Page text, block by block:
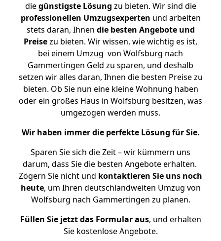
diegünstigste Lösung zu bieten. Wir sind die
professionellen Umzugsexperten und arbeiten
stets daran, Ihnen die besten Angebote und
Preisezu bieten. Wir wissen, wie wichtig es ist,
bei einem Umzug von Wolfsburg nach
Gammertingen Geld zu sparen, und deshalb
setzen wir alles daran, Ihnen die besten Preise zu
bieten. Ob Sie nun eine kleine Wohnung haben
oder ein großes Haus in Wolfsburg besitzen, was
umgezogen werden muss.
Wir haben immer die perfekte Lösung für Sie.
Sparen Sie sich die Zeit – wir kümmern uns
darum, dass Sie die besten Angebote erhalten.
Zögern Sie nicht und kontaktieren Sie uns noch
heute, um Ihren deutschlandweiten Umzug von
Wolfsburg nach Gammertingen zu planen.
Füllen Sie jetzt das Formular aus, und erhalten
Sie kostenlose Angebote.